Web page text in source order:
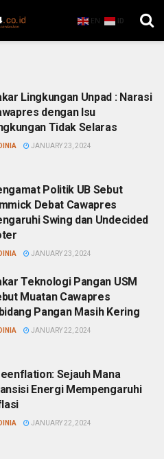
EN ID
Lingkungan Unpad : Narasi
dengan Isu
Tidak Selaras
DINIA JANUARY 23, 2024
Politik UB Sebut
Debat Cawapres
Swing dan Undecided
DINIA JANUARY 23, 2024
Teknologi Pangan USM
Muatan Cawapres
Pangan Masih Kering
DINIA JANUARY 22, 2024
Sejauh Mana
Energi Mempengaruhi
DINIA JANUARY 22, 2024